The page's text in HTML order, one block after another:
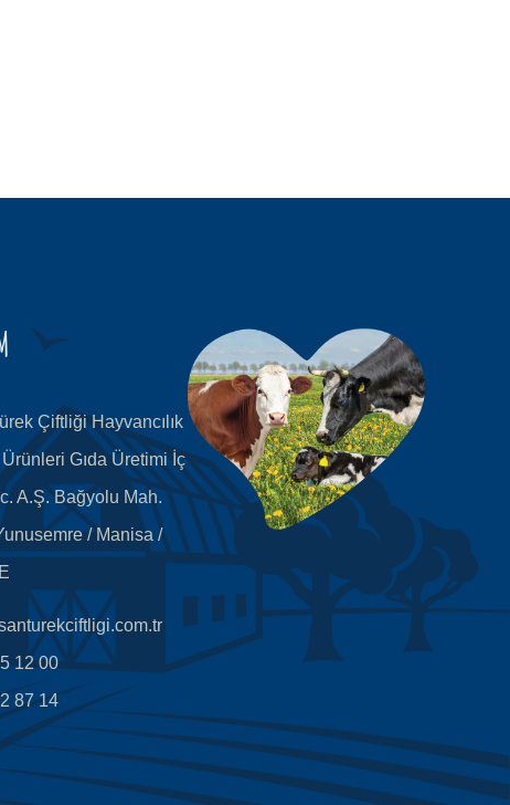
Çiftliği Hayvancılık
Ürünleri Gıda Üretimi İç
A.Ş. Bağyolu Mah.
/ Manisa /
12 00
87 14